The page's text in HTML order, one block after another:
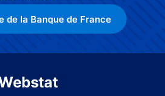
de la Banque de France